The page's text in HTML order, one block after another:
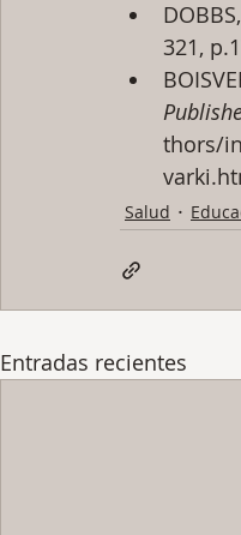
321,
thors/
Salud
Entradas recientes